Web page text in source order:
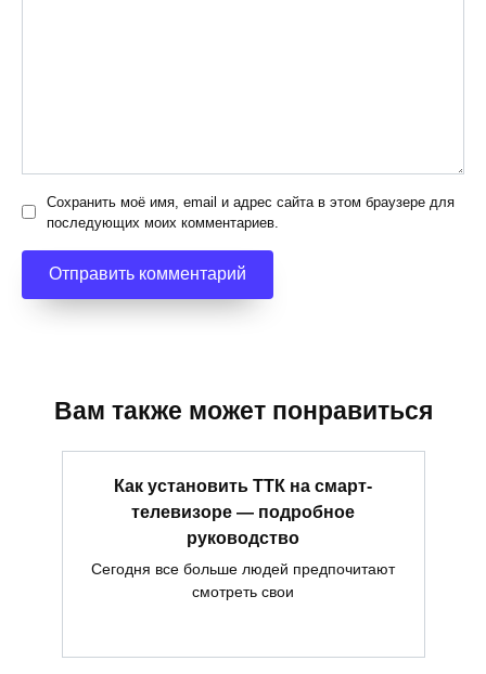
Сохранить моё имя, email и адрес сайта в этом браузере для
последующих моих комментариев.
Вам также может понравиться
Как установить ТТК на смарт-
телевизоре — подробное
руководство
Сегодня все больше людей предпочитают
смотреть свои